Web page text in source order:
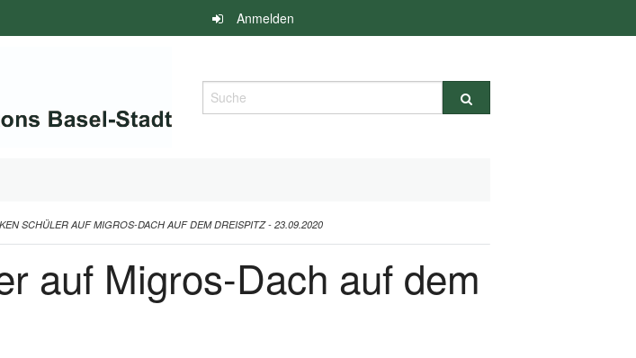
Anmelden
Suche
SCHÜLER AUF MIGROS-DACH AUF DEM DREISPITZ - 23.09.2020
auf Migros-Dach auf dem